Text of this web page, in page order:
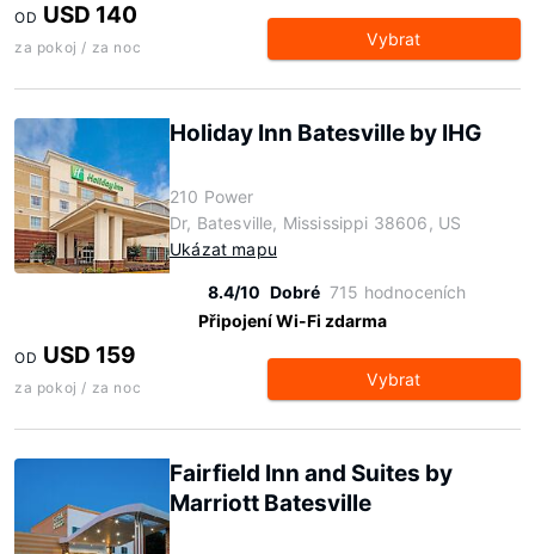
OD USD 140
za pokoj / za noc Vybrat
Holiday Inn Batesville by IHG
210 Power
Dr, Batesville, Mississippi 38606, US
Ukázat mapu
8.4/10 Dobré 715 hodnoceních
Připojení Wi-Fi zdarma
OD USD 159
za pokoj / za noc Vybrat
Fairfield Inn and Suites by
Marriott Batesville